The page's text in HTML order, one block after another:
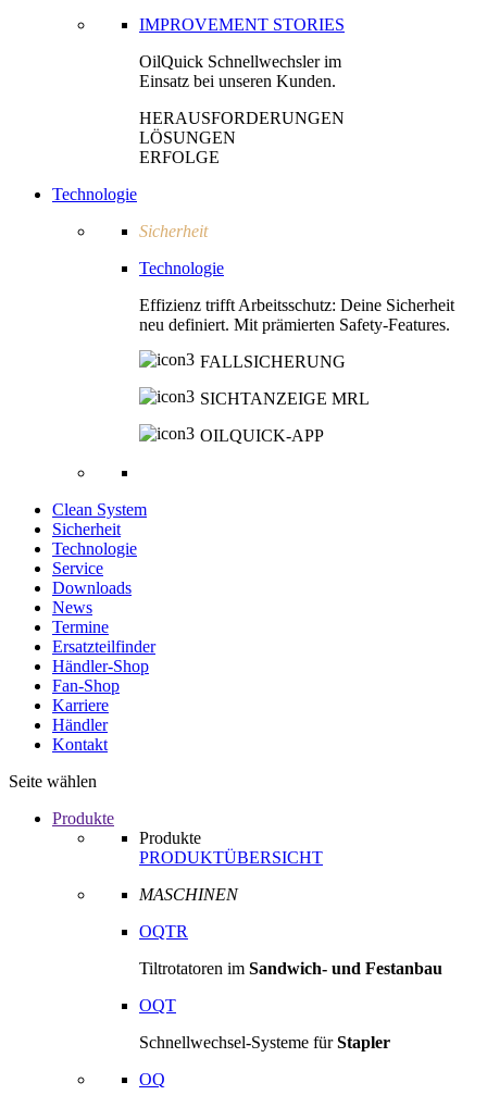
IMPROVEMENT STORIES
OilQuick Schnellwechsler im
Einsatz bei unseren Kunden.
HERAUSFORDERUNGEN
LÖSUNGEN
ERFOLGE
Technologie
Sicherheit
Technologie
Effizienz trifft Arbeitsschutz: Deine Sicherheit
neu definiert. Mit prämierten Safety-Features.
FALLSICHERUNG
SICHTANZEIGE MRL
OILQUICK-APP
Clean System
Sicherheit
Technologie
Service
Downloads
News
Termine
Ersatzteilfinder
Händler-Shop
Fan-Shop
Karriere
Händler
Kontakt
Seite wählen
Produkte
Produkte
PRODUKTÜBERSICHT
MASCHINEN
OQTR
Tiltrotatoren im Sandwich- und Festanbau
OQT
Schnellwechsel-Systeme fürStapler
OQ